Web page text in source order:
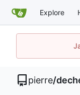
Explore
pierre/